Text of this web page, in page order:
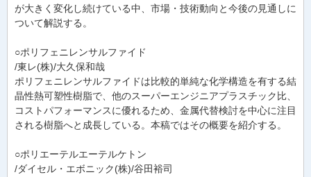
が大きく変化し続けている中、市場・技術動向と今後の見通しに
ついて解説する。
○ポリフェニレンサルファイド
/東レ(株)/大久保和哉
ポリフェニレンサルファイドは比較的単純な化学構造を有する結
晶性熱可塑性樹脂で、他のスーパーエンジニアプラスチック比、
コストパフォーマンスに優れるため、金属代替検討を中心に注目
される樹脂へと成長している。本稿ではその概要を紹介する。
○ポリエーテルエーテルケトン
/ダイセル・エボニック(株)/谷田裕司